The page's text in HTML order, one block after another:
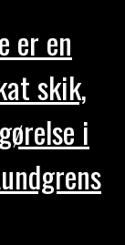
er en
skik,
i